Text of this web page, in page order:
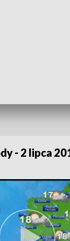
- 2 lipca